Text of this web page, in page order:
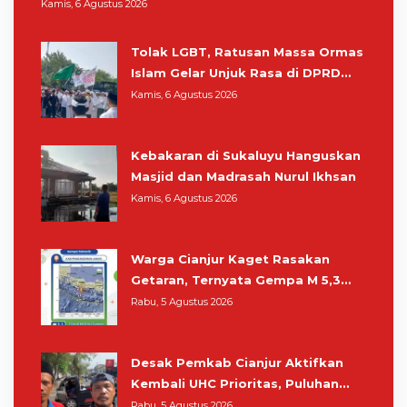
Kamis, 6 Agustus 2026
Tolak LGBT, Ratusan Massa Ormas
Islam Gelar Unjuk Rasa di DPRD
Cianjur
Kamis, 6 Agustus 2026
Kebakaran di Sukaluyu Hanguskan
Masjid dan Madrasah Nurul Ikhsan
Kamis, 6 Agustus 2026
Warga Cianjur Kaget Rasakan
Getaran, Ternyata Gempa M 5,3
Berpusat di Pangandaran
Rabu, 5 Agustus 2026
Desak Pemkab Cianjur Aktifkan
Kembali UHC Prioritas, Puluhan